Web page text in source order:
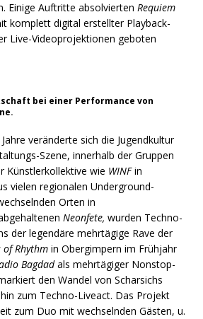
Einige Auftritte absolvierten Requiem
komplett digital erstellter Playback-
Live-Videoprojektionen geboten
bei einer Performance von
veränderte sich die Jugendkultur
Szene, innerhalb der Gruppen
Künstlerkollektive wie WINFin
vielen regionalen Underground-
Orten in
Neonfete, wurden Techno-
der legendäre mehrtägige Rave der
of Rhythm in Obergimpern im Frühjahr
Bagdadals mehrtägiger Nonstop-
den Wandel von Scharsichs
zum Techno-Liveact. Das Projekt
zum Duo mit wechselnden Gästen, u.